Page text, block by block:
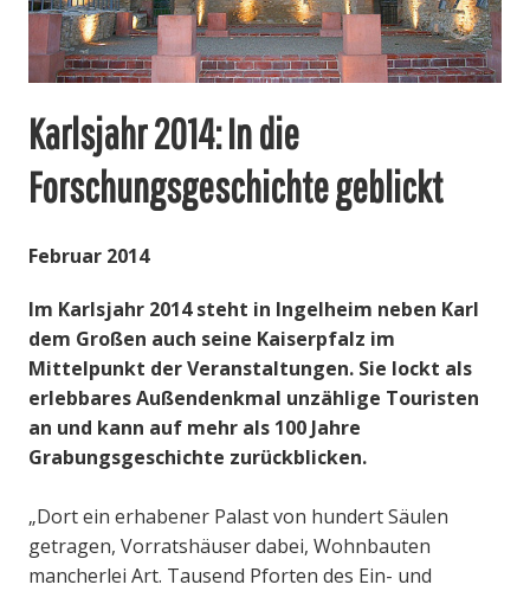
u
c
h
e
r
e
t
e
P
f
a
z
e
n
:
Karlsjahr 2014: In die
Forschungsgeschichte geblickt
Februar 2014
Im Karlsjahr 2014 steht in Ingelheim neben Karl
dem Großen auch seine Kaiserpfalz im
Mittelpunkt der Veranstaltungen. Sie lockt als
erlebbares Außendenkmal unzählige Touristen
an und kann auf mehr als 100 Jahre
Grabungsgeschichte zurückblicken.
„Dort ein erhabener Palast von hundert Säulen
getragen, Vorratshäuser dabei, Wohnbauten
mancherlei Art. Tausend Pforten des Ein- und